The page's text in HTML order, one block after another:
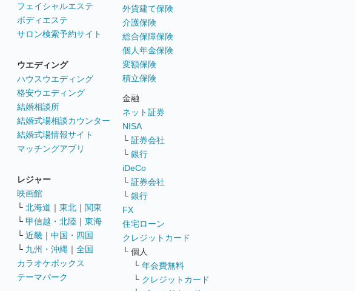
フェイシャルエステ
ボディエステ
サロン検索予約サイト
ウエディング
ハウスウエディング
格安ウエディング
結婚相談所
結婚式場相談カウンター
結婚式場情報サイト
マッチングアプリ
レジャー
映画館
└ 北海道 ｜ 東北 ｜ 関東
└ 甲信越・北陸 ｜ 東海
└ 近畿 ｜ 中国・四国
└ 九州・沖縄 ｜ 全国
カラオケボックス
テーマパーク
外貨建て保険
介護保険
総合保障保険
個人年金保険
変額保険
積立保険
金融
ネット証券
NISA
└ 証券会社
└ 銀行
iDeCo
└ 証券会社
└ 銀行
FX
住宅ローン
クレジットカード
└ 個人
└ 年会費無料
└ クレジットカード